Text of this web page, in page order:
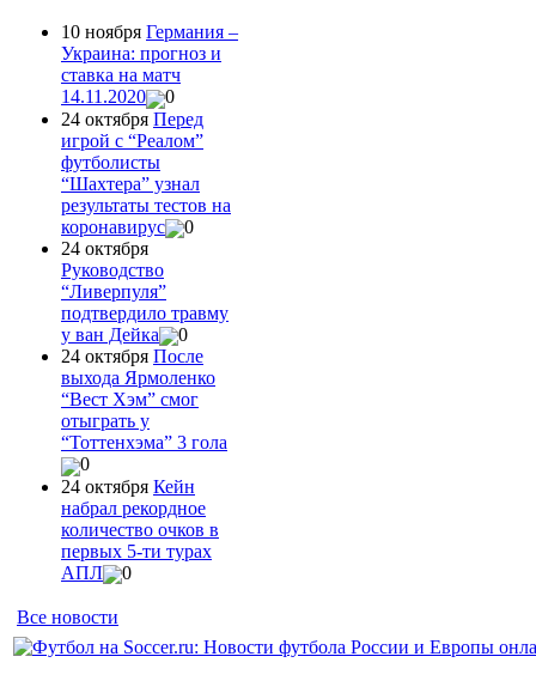
10 ноября Германия –
Украина: прогноз и
ставка на матч
14.11.2020
0
24 октября Перед
игрой с “Реалом”
футболисты
“Шахтера” узнал
результаты тестов на
коронавирус
0
24 октября
Руководство
“Ливерпуля”
подтвердило травму
у ван Дейка
0
24 октября После
выхода Ярмоленко
“Вест Хэм” смог
отыграть у
“Тоттенхэма” 3 гола
0
24 октября Кейн
набрал рекордное
количество очков в
первых 5-ти турах
АПЛ
0
Все новости